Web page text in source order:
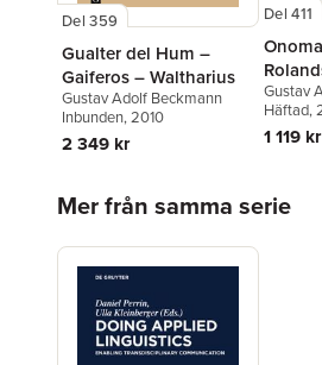
Del 359
Gualter del Hum –
Gaiferos – Waltharius
Gustav Adolf Beckmann
Inbunden, 2010
2 349 kr
Del 411
Gustav
Häftad,
1 119 kr
Mer från samma serie